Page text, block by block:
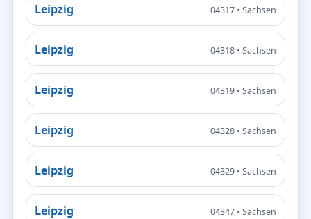
Leipzig 04317 • Sachsen
Leipzig 04318 • Sachsen
Leipzig 04319 • Sachsen
Leipzig 04328 • Sachsen
Leipzig 04329 • Sachsen
Leipzig 04347 • Sachsen